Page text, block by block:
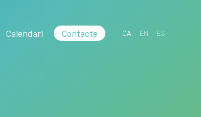
Calendari Contacte CA EN ES